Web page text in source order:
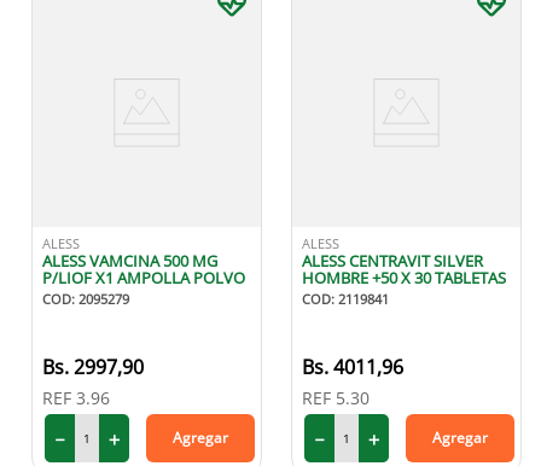
ALESS
ALESS VAMCINA 500 MG
P/LIOF X1 AMPOLLA POLVO
COD: 2095279
2997,90
REF 3.96
＋
－ Agregar
ALESS
ALESS CENTRAVIT SILVER
HOMBRE +50 X 30 TABLETAS
COD: 2119841
4011,96
REF 5.30
＋
－ Agregar